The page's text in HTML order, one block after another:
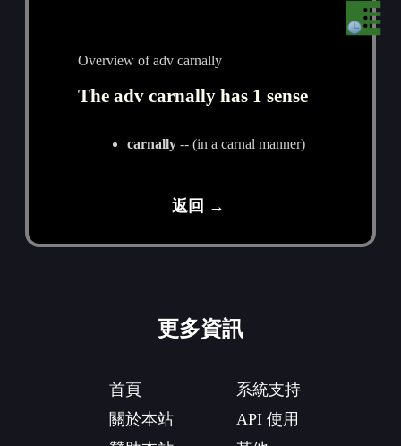
Overview of adv carnally
The adv carnally has 1 sense
carnally-- (in a carnal manner)
返回 →
更多資訊
首頁
關於本站
系統支持
API 使用